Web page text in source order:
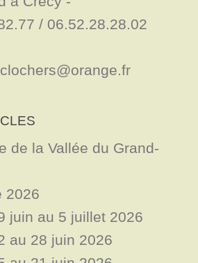
/ 06.52.28.28.02
de la Vallée du Grand-
2026
juin au 5 juillet 2026
au 28 juin 2026